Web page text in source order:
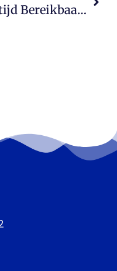
Altijd Bereikbaar Als Ondernemer? Zo Vind Je Weer Balans En Rust